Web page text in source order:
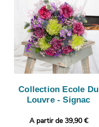
Collection Ecole Du
Louvre - Signac
A partir de 39,90 €